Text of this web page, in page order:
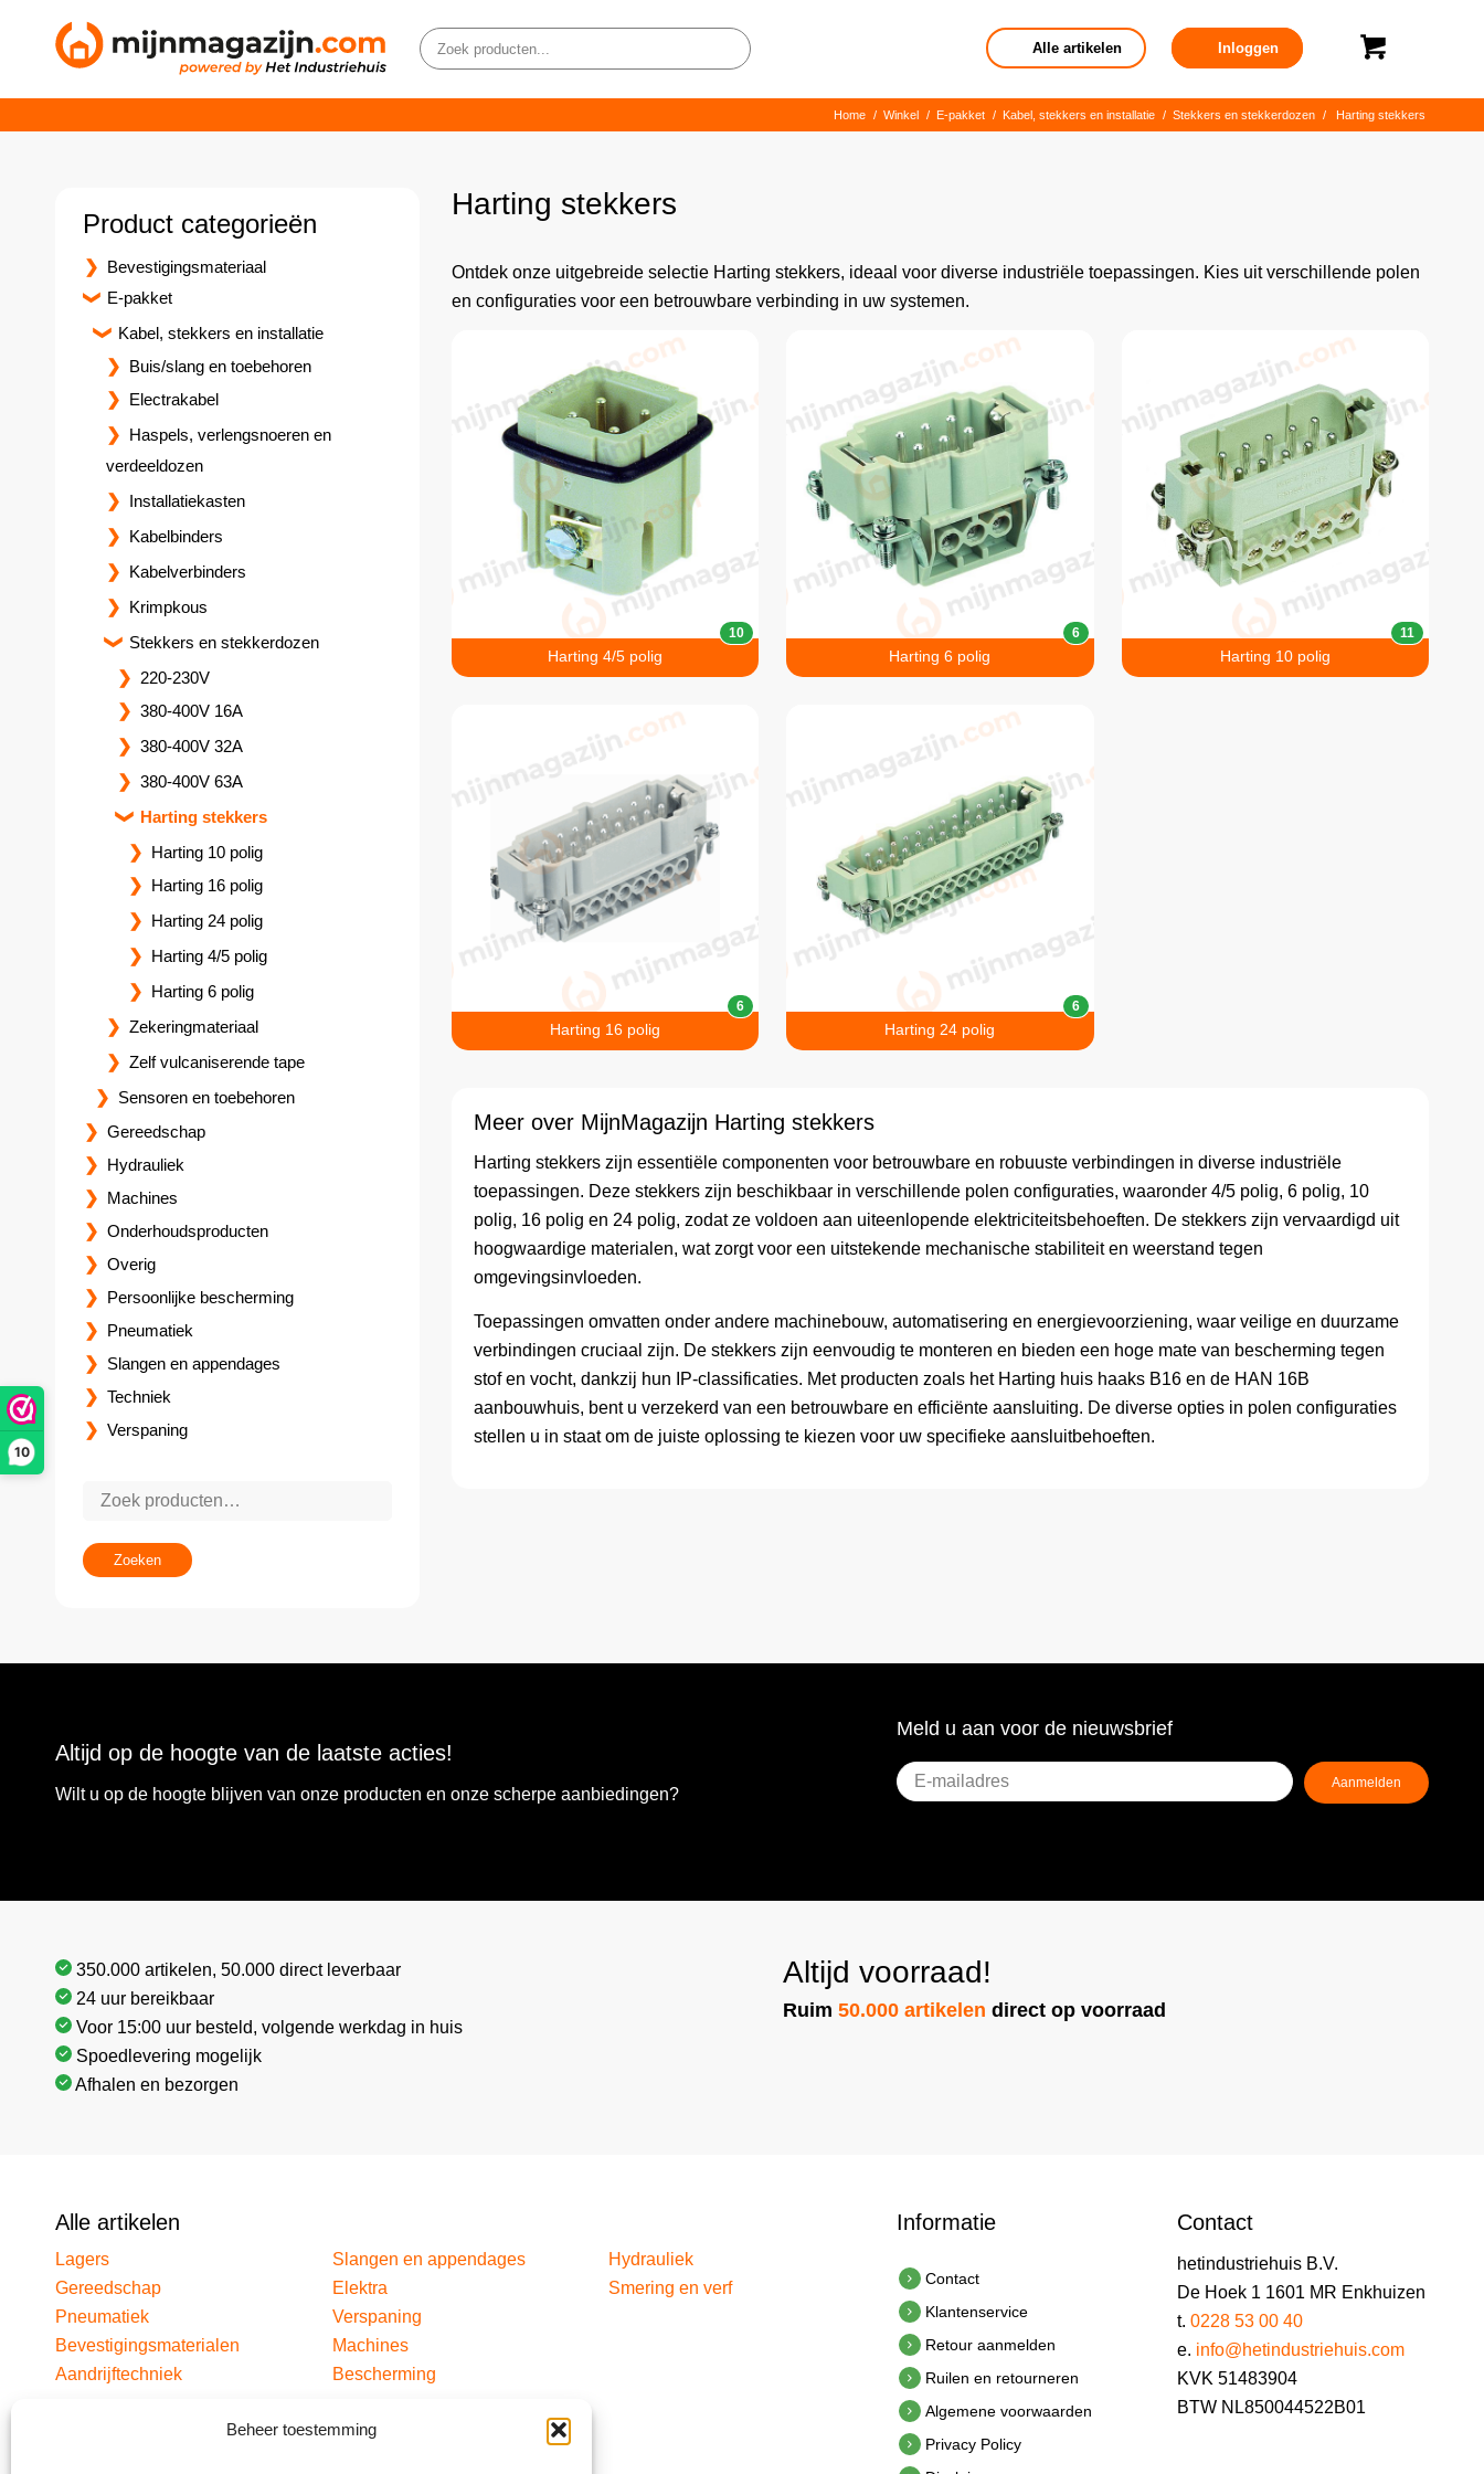
10
Beheer toestemming
Alle artikelen Inloggen
Home / Winkel / E-pakket / Kabel, stekkers en installatie / Stekkers en stekkerdozen / Harting stekkers
Harting stekkers
Ontdek onze uitgebreide selectie Harting stekkers, ideaal voor diverse industriële toepassingen. Kies uit verschillende polen
en configuraties voor een betrouwbare verbinding in uw systemen.
Meer over MijnMagazijn Harting stekkers
Harting stekkers zijn essentiële componenten voor betrouwbare en robuuste verbindingen in diverse industriële
toepassingen. Deze stekkers zijn beschikbaar in verschillende polen configuraties, waaronder 4/5 polig, 6 polig, 10
polig, 16 polig en 24 polig, zodat ze voldoen aan uiteenlopende elektriciteitsbehoeften. De stekkers zijn vervaardigd uit
hoogwaardige materialen, wat zorgt voor een uitstekende mechanische stabiliteit en weerstand tegen
omgevingsinvloeden.
Toepassingen omvatten onder andere machinebouw, automatisering en energievoorziening, waar veilige en duurzame
verbindingen cruciaal zijn. De stekkers zijn eenvoudig te monteren en bieden een hoge mate van bescherming tegen
stof en vocht, dankzij hun IP-classificaties. Met producten zoals het Harting huis haaks B16 en de HAN 16B
aanbouwhuis, bent u verzekerd van een betrouwbare en efficiënte aansluiting. De diverse opties in polen configuraties
stellen u in staat om de juiste oplossing te kiezen voor uw specifieke aansluitbehoeften.
Harting 4/5 polig
10
Harting 6 polig
6
Harting 10 polig
11
Harting 16 polig
6
Harting 24 polig
6
Product categorieën
Bevestigingsmateriaal
E-pakket
Kabel, stekkers en installatie
Buis/slang en toebehoren
Electrakabel
Haspels, verlengsnoeren en
verdeeldozen
Installatiekasten
Kabelbinders
Kabelverbinders
Krimpkous
Stekkers en stekkerdozen
220-230V
380-400V 16A
380-400V 32A
380-400V 63A
Harting stekkers
Harting 10 polig
Harting 16 polig
Harting 24 polig
Harting 4/5 polig
Harting 6 polig
Zekeringmateriaal
Zelf vulcaniserende tape
Sensoren en toebehoren
Gereedschap
Hydrauliek
Machines
Onderhoudsproducten
Overig
Persoonlijke bescherming
Pneumatiek
Slangen en appendages
Techniek
Verspaning
Zoeken
Altijd op de hoogte van de laatste acties!
Wilt u op de hoogte blijven van onze producten en onze scherpe aanbiedingen?
Meld u aan voor de nieuwsbrief
E-
mailadres(Vereist)
Aanmelden
350.000 artikelen, 50.000 direct leverbaar
24 uur bereikbaar
Voor 15:00 uur besteld, volgende werkdag in huis
Spoedlevering mogelijk
Afhalen en bezorgen
Altijd voorraad!
Ruim50.000 artikelen direct op voorraad
Alle artikelen
Lagers
Gereedschap
Pneumatiek
Bevestigingsmaterialen
Aandrijftechniek
Slangen en appendages
Elektra
Verspaning
Machines
Bescherming
Hydrauliek
Smering en verf
Informatie
Contact
Klantenservice
Retour aanmelden
Ruilen en retourneren
Algemene voorwaarden
Privacy Policy
Contact
hetindustriehuis B.V.
De Hoek 1 1601 MR Enkhuizen
t. 0228 53 00 40
e. info@hetindustriehuis.com
KVK 51483904
BTW NL850044522B01